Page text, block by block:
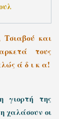
και
τους
ά δ ι κ α!
γιορτή της
χαλάσουν οι